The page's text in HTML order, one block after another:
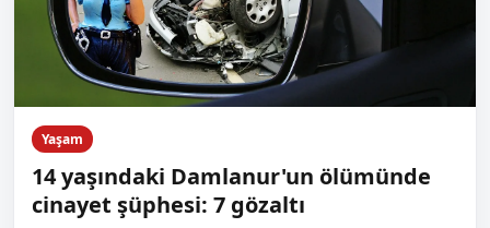
Yaşam
14 yaşındaki Damlanur'un ölümünde
cinayet şüphesi: 7 gözaltı